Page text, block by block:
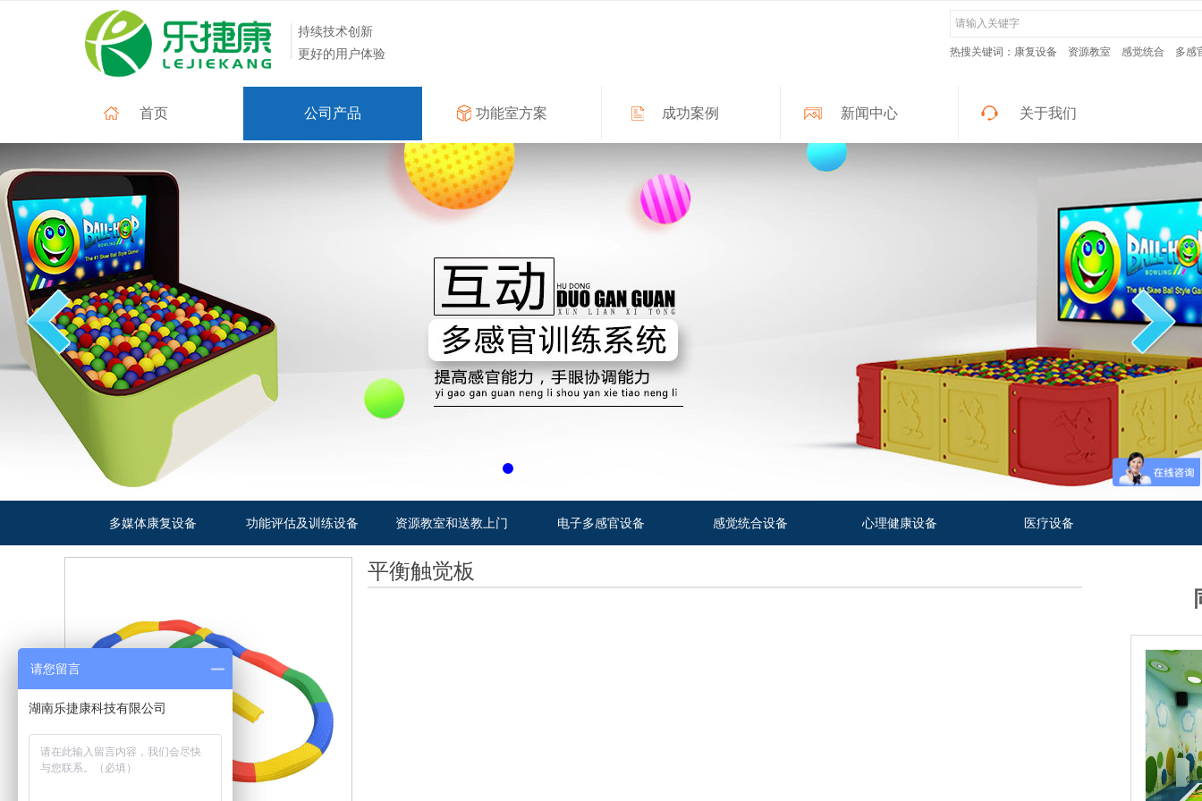
多媒体康复设备 功能评估及训练设备 资源教室和送教上门 电子多感官设备 感觉统合设备 心理健康设备 医疗设备
平衡触觉板
持续技术创新
更好的用户体验
首页 公司产品 功能室方案 成功案例 新闻中心 关于我们
热搜关键词：康复设备 资源教室 感觉统合 多感
请您留言
湖南乐捷康科技有限公司